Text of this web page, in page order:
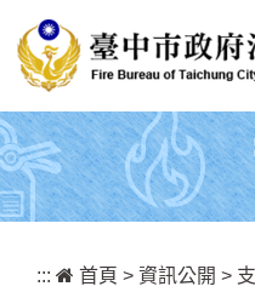
::: 首頁 > 資訊公開 >